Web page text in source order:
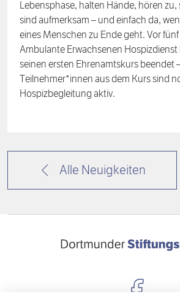
Lebensphase, halten Hände, hören zu,
sind aufmerksam – und einfach da,
eines Menschen zu Ende geht. Vor
Ambulante Erwachsenen
seinen ersten Ehrenamtskurs beendet
Teilnehmer*innen aus dem Kurs sind
Hospizbegleitung aktiv.
Alle Neuigkeiten